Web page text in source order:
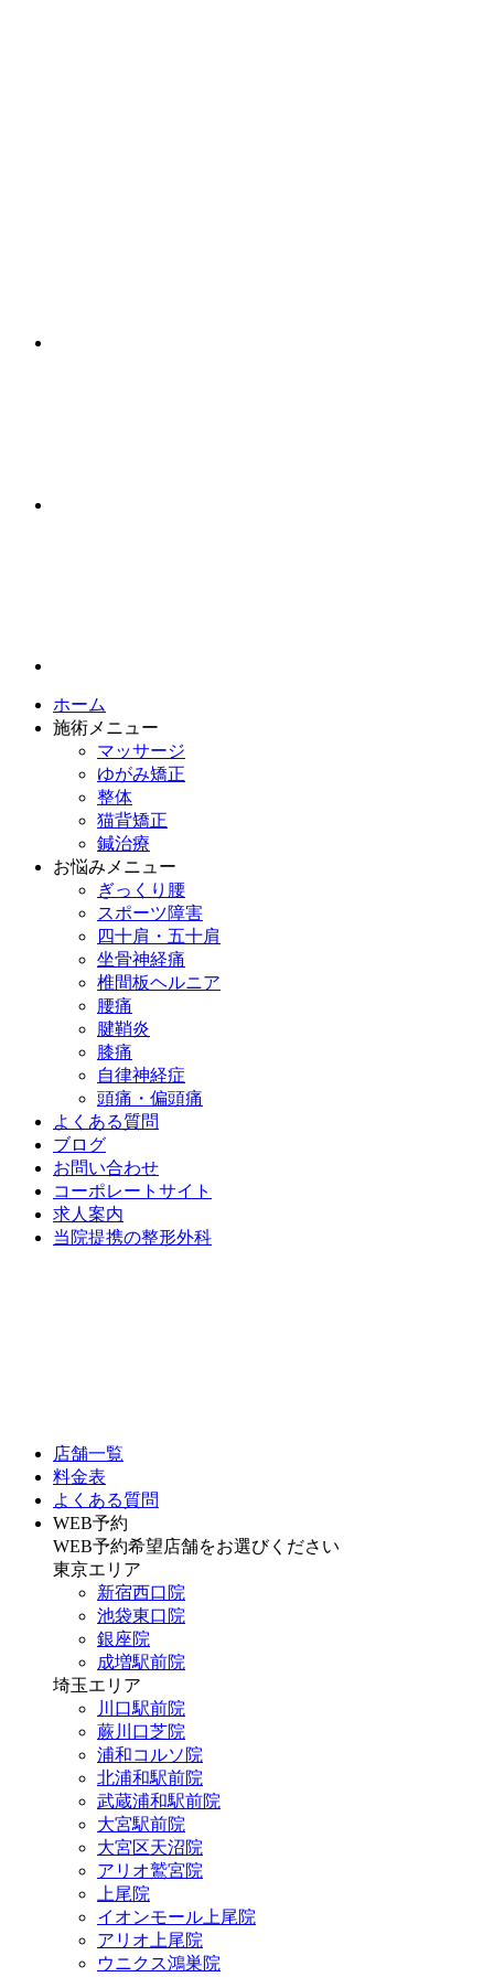
ホーム
施術メニュー
マッサージ
ゆがみ矯正
整体
猫背矯正
鍼治療
お悩みメニュー
ぎっくり腰
スポーツ障害
四十肩・五十肩
坐骨神経痛
椎間板ヘルニア
腰痛
腱鞘炎
膝痛
自律神経症
頭痛・偏頭痛
よくある質問
ブログ
お問い合わせ
コーポレートサイト
求人案内
当院提携の整形外科
店舗一覧
料金表
よくある質問
WEB予約
WEB予約希望店舗をお選びください
東京エリア
新宿西口院
池袋東口院
銀座院
成増駅前院
埼玉エリア
川口駅前院
蕨川口芝院
浦和コルソ院
北浦和駅前院
武蔵浦和駅前院
大宮駅前院
大宮区天沼院
アリオ鷲宮院
上尾院
イオンモール上尾院
アリオ上尾院
ウニクス鴻巣院